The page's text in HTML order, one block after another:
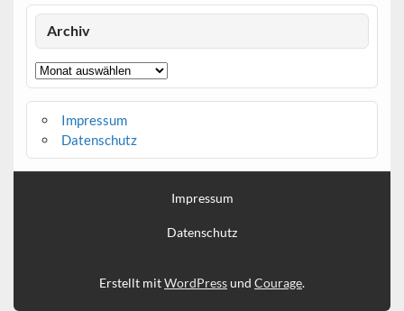
Archiv
Archiv
Impressum
Datenschutz
Impressum
Datenschutz
Erstellt mitWordPressund Courage.